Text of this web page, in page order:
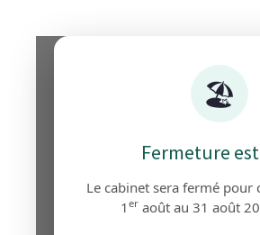
🏖️
Fermeture
Le cabinet sera fermé pour
1 eraoût au 31 août